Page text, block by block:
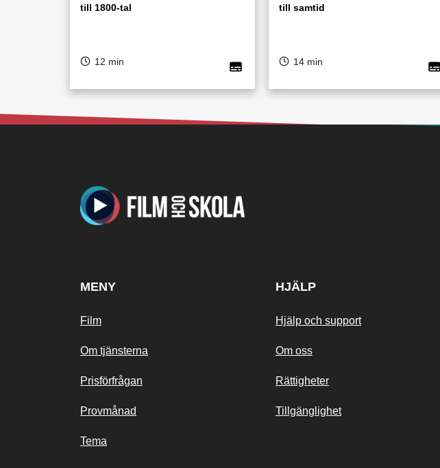
till 1800-tal
12 min
till samtid
14 min
MENY
Film
Om tjänsterna
Prisförfrågan
Provmånad
Tema
HJÄLP
Hjälp och support
Om oss
Rättigheter
Tillgänglighet